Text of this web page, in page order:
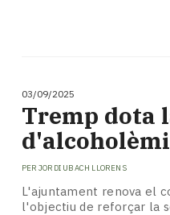
03/09/2025
Tremp dota
PER JORDI UBACH LLORENS
L'ajuntament renova el
l'objectiu de reforçar la